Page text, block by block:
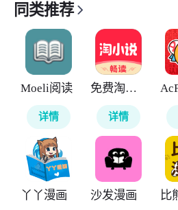
同类推荐
Moeli阅读
详情
免费淘小说
详情
丫丫漫画 沙发漫画 比